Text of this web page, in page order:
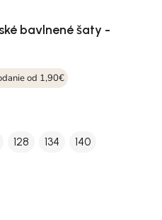
bavlnené šaty -
od 1,90€
128 134 140